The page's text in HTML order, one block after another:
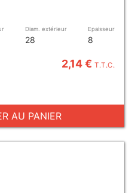
Diam. extérieur
28
Epaisseur
8
2,14 €T.T.C.
AU PANIER